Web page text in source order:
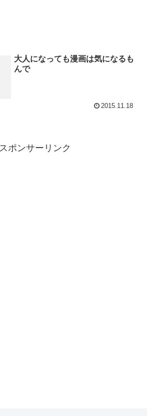
大人になっても漫画は気になるも
んで
2015.11.18
スポンサーリンク